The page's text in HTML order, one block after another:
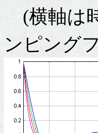
(横軸は
ンピング